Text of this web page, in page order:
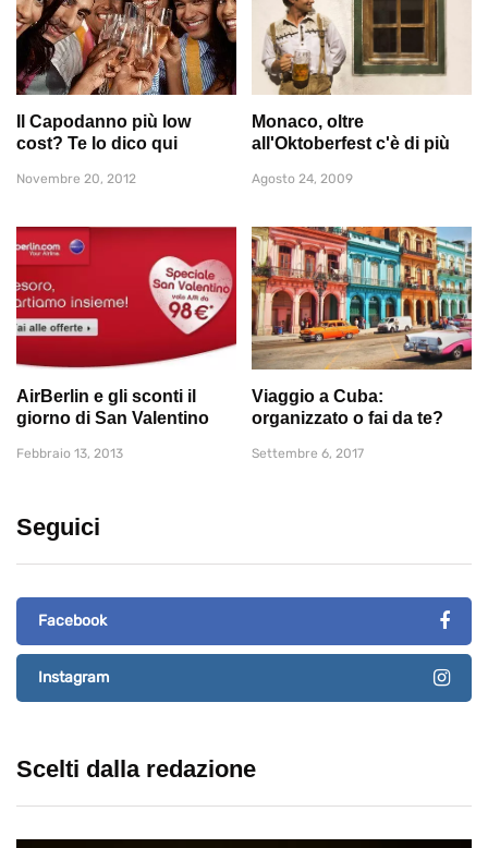
Il Capodanno più low
cost? Te lo dico qui
Novembre 20, 2012
Monaco, oltre
all'Oktoberfest c'è di più
Agosto 24, 2009
AirBerlin e gli sconti il
giorno di San Valentino
Febbraio 13, 2013
Viaggio a Cuba:
organizzato o fai da te?
Settembre 6, 2017
Seguici
Facebook
Instagram
Scelti dalla redazione